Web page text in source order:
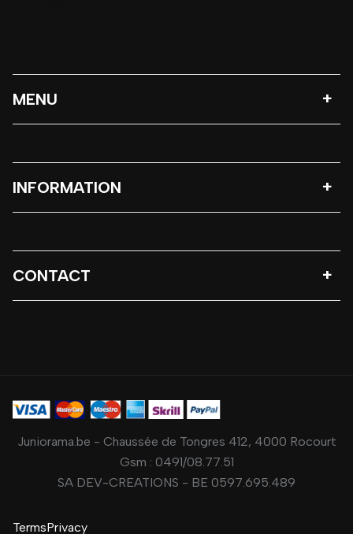
MENU
INFORMATION
CONTACT
Juniorama.be - Chaussée de Tongres 412, 4000 Rocourt
Gsm : 0491/08.77.51
SA DEV-CREATIONS - BE 0597.695.489
TermsPrivacy